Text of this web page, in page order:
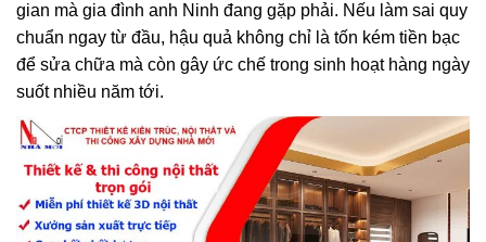
gian mà gia đình anh Ninh đang gặp phải. Nếu làm sai quy
chuẩn ngay từ đầu, hậu quả không chỉ là tốn kém tiền bạc
để sửa chữa mà còn gây ức chế trong sinh hoạt hàng ngày
suốt nhiều năm tới.